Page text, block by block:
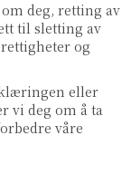
deg, retting av
til sletting av
og
eller
vi deg om å ta
våre